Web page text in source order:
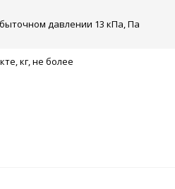
давлении 13 кПа, Па
кг, не более